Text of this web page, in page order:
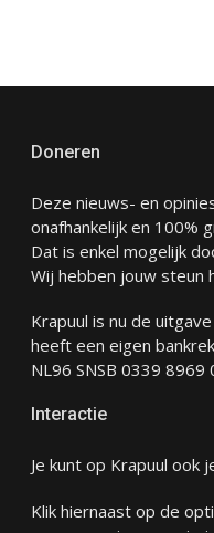
Doneren
Deze nieuws- en
onafhankelijk en 100%
Dat is enkel mogelijk
Wij hebben jouw steun
Krapuul is nu de
heeft een eigen
NL96 SNSB 0339 8969
Interactie
Je kunt op Krapuul ook
Klik hiernaast op de